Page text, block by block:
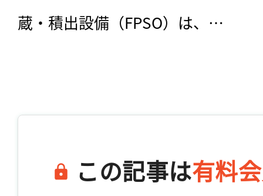
蔵・積出設備（FPSO）は、…
この記事は有料